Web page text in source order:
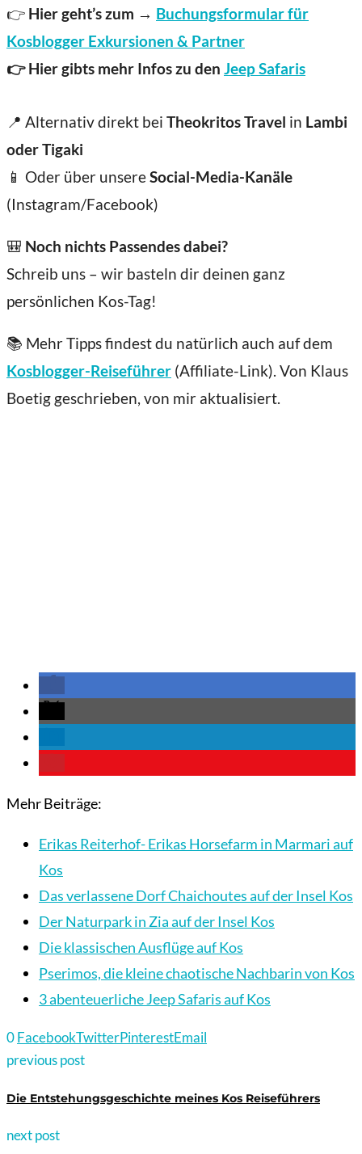
👉 Hier geht’s zum → Buchungsformular für
Kosblogger Exkursionen & Partner
👉 Hier gibts mehr Infos zu den Jeep Safaris
📍 Alternativ direkt bei Theokritos Travel in Lambi
oder Tigaki
📱 Oder über unsereSocial-Media-Kanäle
(Instagram/Facebook)
🎒 Noch nichts Passendes dabei?
Schreib uns – wir basteln dir deinen ganz
persönlichen Kos-Tag!
📚 Mehr Tipps findest du natürlich auch auf dem
Kosblogger-Reiseführer (Affiliate-Link). Von Klaus
Boetig geschrieben, von mir aktualisiert.
Mehr Beiträge:
Erikas Reiterhof- Erikas Horsefarm in Marmari auf
Kos
Das verlassene Dorf Chaichoutes auf der Insel Kos
Der Naturpark in Zia auf der Insel Kos
Die klassischen Ausflüge auf Kos
Pserimos, die kleine chaotische Nachbarin von Kos
3 abenteuerliche Jeep Safaris auf Kos
0FacebookTwitterPinterestEmail
previous post
Die Entstehungsgeschichte meines Kos Reiseführers
next post